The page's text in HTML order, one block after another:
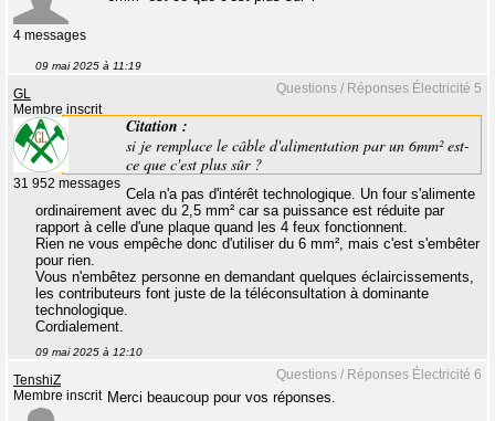
4 messages
09 mai 2025 à 11:19
Questions / Réponses Électricité 5
GL
Membre inscrit
31 952 messages
Citation :
si je remplace le câble d'alimentation par un 6mm² est-
ce que c'est plus sûr ?
Cela n'a pas d'intérêt technologique. Un four s'alimente
ordinairement avec du 2,5 mm² car sa puissance est réduite par
rapport à celle d'une plaque quand les 4 feux fonctionnent.
Rien ne vous empêche donc d'utiliser du 6 mm², mais c'est s'embêter
pour rien.
Vous n'embêtez personne en demandant quelques éclaircissements,
les contributeurs font juste de la téléconsultation à dominante
technologique.
Cordialement.
09 mai 2025 à 12:10
Questions / Réponses Électricité 6
TenshiZ
Membre inscrit Merci beaucoup pour vos réponses.